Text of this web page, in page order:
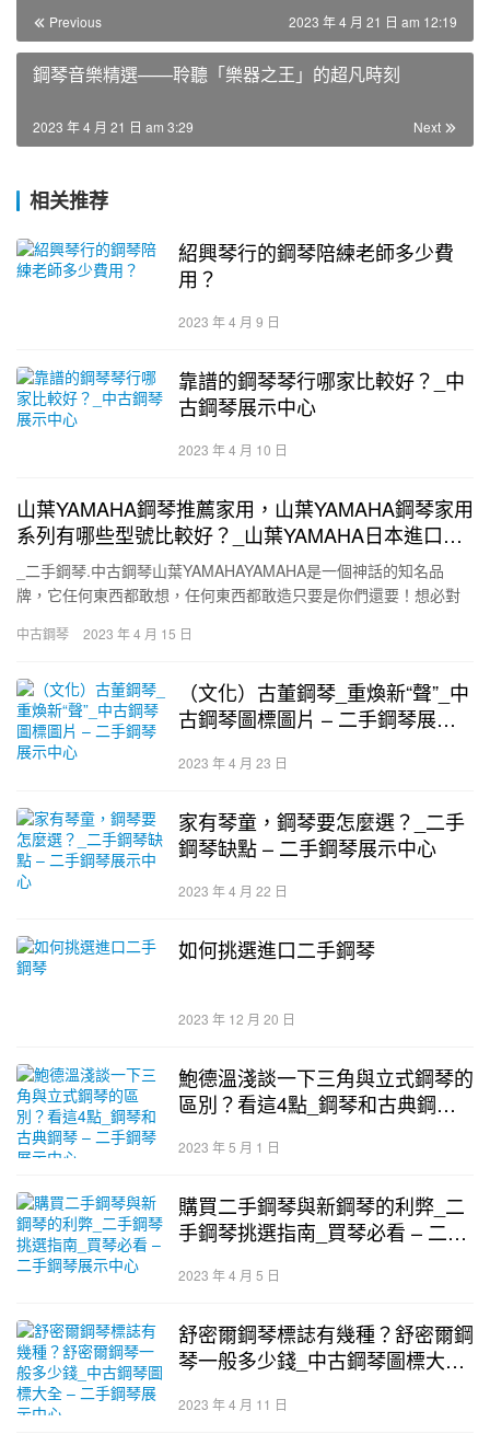
Previous 2023 年 4 月 21 日 am 12:19
鋼琴音樂精選——聆聽「樂器之王」的超凡時刻
Next
2023 年 4 月 21 日 am 3:29
相关推荐
紹興琴行的鋼琴陪練老師多少費
用？
2023 年 4 月 9 日
靠譜的鋼琴琴行哪家比較好？_中
古鋼琴展示中心
2023 年 4 月 10 日
山葉YAMAHA鋼琴推薦家用，山葉YAMAHA鋼琴家用
系列有哪些型號比較好？_山葉YAMAHA日本進口鋼
琴型號 – 二手鋼琴展示中心
_二手鋼琴.中古鋼琴山葉YAMAHAYAMAHA是一個神話的知名品
牌，它任何東西都敢想，任何東西都敢造只要是你們還要！想必對
中古鋼琴 2023 年 4 月 15 日
（文化）古董鋼琴_重煥新“聲”_中
古鋼琴圖標圖片 – 二手鋼琴展示
2023 年 4 月 23 日
家有琴童，鋼琴要怎麼選？_二手
鋼琴缺點 – 二手鋼琴展示中心
2023 年 4 月 22 日
如何挑選進口二手鋼琴
2023 年 12 月 20 日
鮑德溫淺談一下三角與立式鋼琴的
區別？看這4點_鋼琴和古典鋼琴 –
2023 年 5 月 1 日
購買二手鋼琴與新鋼琴的利弊_二
手鋼琴挑選指南_買琴必看 – 二手
2023 年 4 月 5 日
舒密爾鋼琴標誌有幾種？舒密爾鋼
琴一般多少錢_中古鋼琴圖標大全
2023 年 4 月 11 日